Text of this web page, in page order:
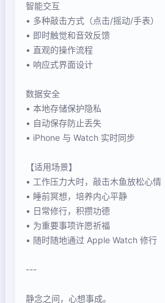
智能交互
• 多种敲击方式（点击/摇动/手表）
• 即时触觉和音效反馈
• 直观的操作流程
• 响应式界面设计
数据安全
• 本地存储保护隐私
• 自动保存防止丢失
• iPhone 与 Watch 实时同步
【适用场景】
• 工作压力大时，敲击木鱼放松心情
• 睡前冥想，培养内心平静
• 日常修行，积攒功德
• 为重要事项许愿祈福
• 随时随地通过 Apple Watch 修行
---
静念之间，心想事成。